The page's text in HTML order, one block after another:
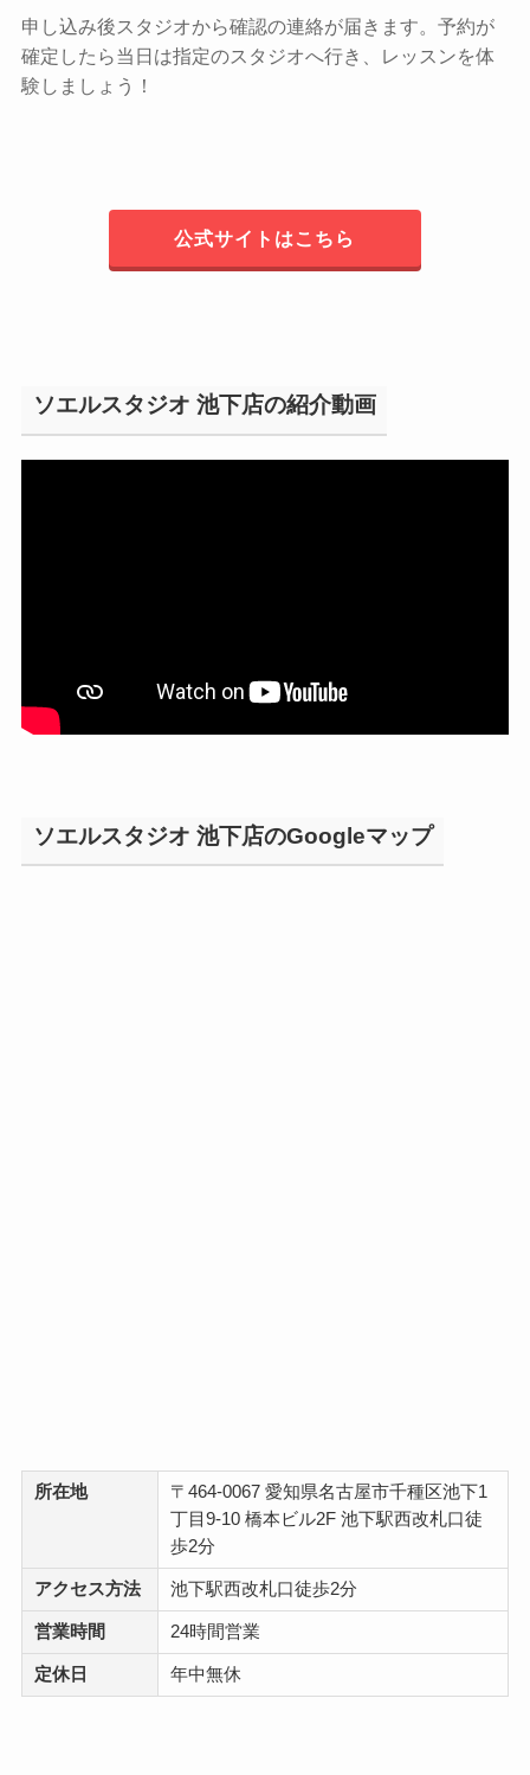
申し込み後スタジオから確認の連絡が届きます。予約が
確定したら当日は指定のスタジオへ行き、レッスンを体
験しましょう！
公式サイトはこちら
ソエルスタジオ 池下店の紹介動画
ソエルスタジオ 池下店のGoogleマップ
所在地
〒464-0067 愛知県名古屋市千種区池下1
丁目9-10 橋本ビル2F 池下駅西改札口徒
歩2分
アクセス方法 池下駅西改札口徒歩2分
営業時間 24時間営業
定休日 年中無休